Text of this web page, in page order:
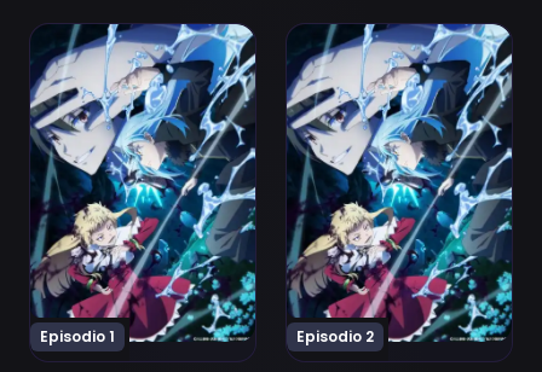
Episodio 1
Ver Tensei shitara Slime Datta Ken 4th Season
Episodio 2
Ver Tensei shitara Slime